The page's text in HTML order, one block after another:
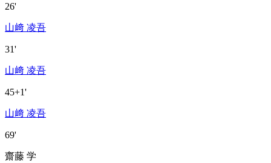
26'
山﨑 凌吾
31'
山﨑 凌吾
45+1'
山﨑 凌吾
69'
齋藤 学